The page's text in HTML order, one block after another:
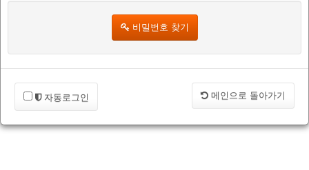
비밀번호 찾기
자동로그인 메인으로 돌아가기